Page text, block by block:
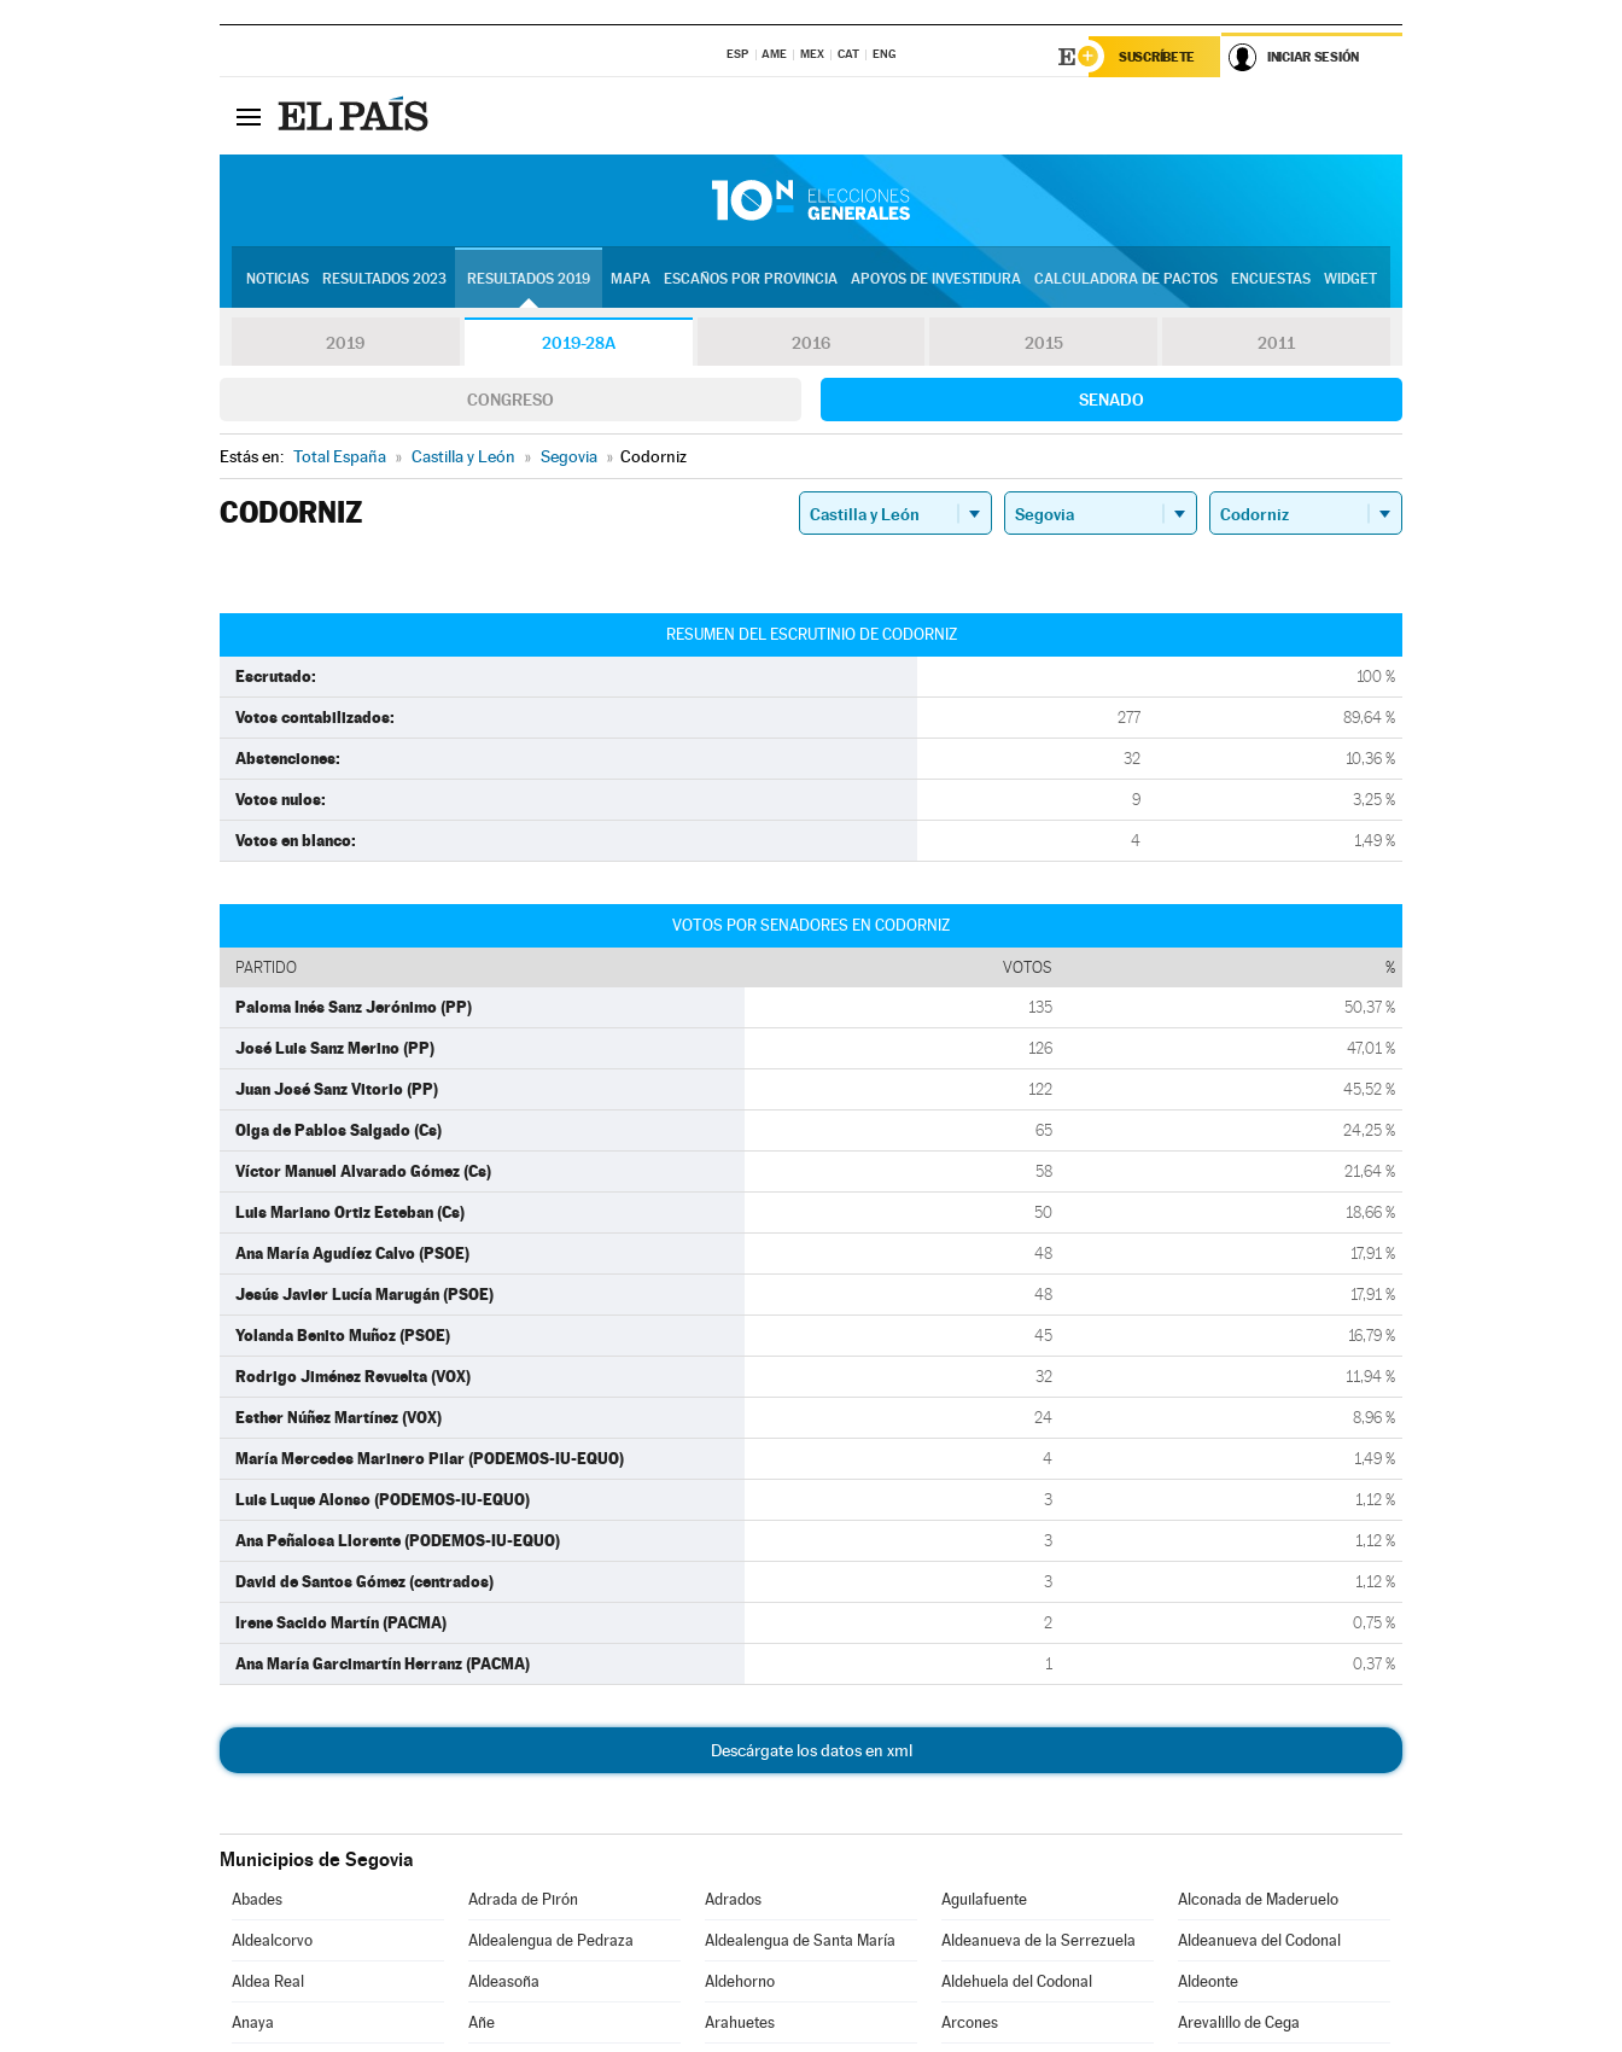
ESP AME MEX CAT ENG SUSCRÍBETE INICIAR SESIÓN
NOTICIAS RESULTADOS 2023 RESULTADOS 2019 MAPA ESCAÑOS POR PROVINCIA APOYOS DE INVESTIDURA CALCULADORA DE PACTOS ENCUESTAS WIDGET
2019 2019-28A 2016 2015 2011
CONGRESO SENADO
Estás en: Total España » Castilla y León » Segovia » Codorniz
CODORNIZ
RESUMEN DEL ESCRUTINIO DE CODORNIZ
Escrutado: 100 %
Votos contabilizados: 277 89,64 %
Abstenciones: 32 10,36 %
Votos nulos: 9 3,25 %
Votos en blanco: 4 1,49 %
VOTOS POR SENADORES EN CODORNIZ
PARTIDO VOTOS %
Paloma Inés Sanz Jerónimo (PP) 135 50,37 %
José Luis Sanz Merino (PP) 126 47,01 %
Juan José Sanz Vitorio (PP) 122 45,52 %
Olga de Pablos Salgado (Cs) 65 24,25 %
Víctor Manuel Alvarado Gómez (Cs) 58 21,64 %
Luis Mariano Ortiz Esteban (Cs) 50 18,66 %
Ana María Agudíez Calvo (PSOE) 48 17,91 %
Jesús Javier Lucía Marugán (PSOE) 48 17,91 %
Yolanda Benito Muñoz (PSOE) 45 16,79 %
Rodrigo Jiménez Revuelta (VOX) 32 11,94 %
Esther Núñez Martínez (VOX) 24 8,96 %
María Mercedes Marinero Pilar (PODEMOS-IU-EQUO) 4 1,49 %
Luis Luque Alonso (PODEMOS-IU-EQUO) 3 1,12 %
Ana Peñalosa Llorente (PODEMOS-IU-EQUO) 3 1,12 %
David de Santos Gómez (centrados) 3 1,12 %
Irene Sacido Martín (PACMA) 2 0,75 %
Ana María Garcimartín Herranz (PACMA) 1 0,37 %
Descárgate los datos en xml
Municipios de Segovia
Abades Adrada de Pirón Adrados Aguilafuente Alconada de Maderuelo
Aldealcorvo Aldealengua de Pedraza Aldealengua de Santa María Aldeanueva de la Serrezuela Aldeanueva del Codonal
Aldea Real Aldeasoña Aldehorno Aldehuela del Codonal Aldeonte
Anaya Añe Arahuetes Arcones Arevalillo de Cega